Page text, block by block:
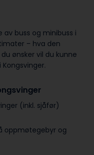
av buss og minibuss i
– hva den
ønsker vil du kunne
(inkl. sjåfør)
oppmøtegebyr og